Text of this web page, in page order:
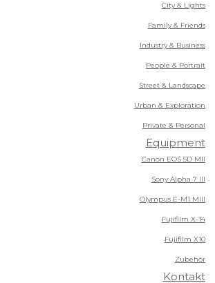
City & Lights
Family & Friends
Industry & Business
People & Portrait
Street & Landscape
Urban & Exploration
Private & Personal
Equipment
Canon EOS 5D MII
Sony Alpha 7 III
Olympus E-M1 MIII
Fujifilm X-T4
Fujifilm X10
Zubehör
Kontakt